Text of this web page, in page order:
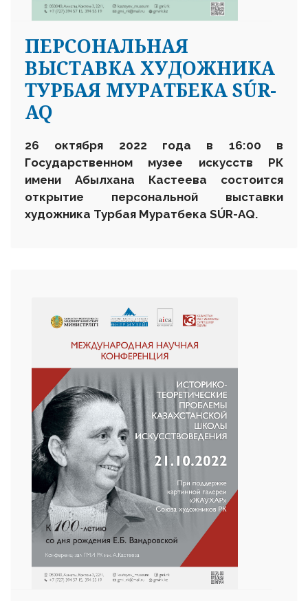
ПЕРСОНАЛЬНАЯ
ВЫСТАВКА ХУДОЖНИКА
ТУРБАЯ МУРАТБЕКА SÚR-
AQ
26 октября 2022 года в 16:00 в
Государственном музее искусств РК
имени Абылхана Кастеева состоится
открытие персональной выставки
художника Турбая Муратбека SÚR-AQ.